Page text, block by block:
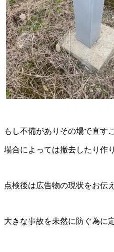
もし不備がありその場で直す
場合によっては撤去したり作
点検後は広告物の現状をお伝
大きな事故を未然に防ぐ為に